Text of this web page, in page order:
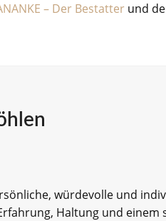
– Der Bestatter und
würdevolle und
Haltung und einem